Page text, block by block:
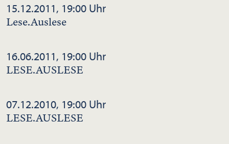
15.12.2011, 19:00 Uhr
Lese.Auslese
16.06.2011, 19:00 Uhr
LESE.AUSLESE
07.12.2010, 19:00 Uhr
LESE.AUSLESE